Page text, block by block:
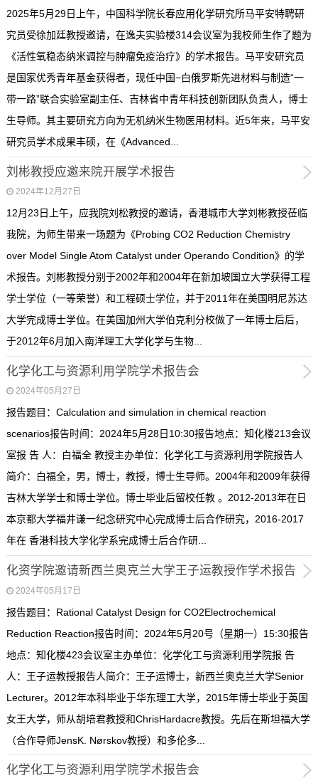
2025年5月29日上午，中国科学院长春应用化学研究所马平安特聘研
究员受徐加廷教授邀请，在逸夫实验楼314会议室为我校师生作了题为
《活性氧稳态纳米调控与肿瘤免疫治疗》的学术报告。马平安研究员
是国家优秀青年基金获得者，现任中国−白俄罗斯先进材料与制造“一
带一路”联合实验室副主任、吉林省中青年科技创新团队负责人，博士
生导师。其主要研究方向为无机纳米生物医用材料。近5年来，马平安
研究员学术成果丰硕，在《Advanced...
刘彬教授应邀来院开展学术报告
2024年12月27日
12月23日上午，应我院刘松教授的邀请，香港城市大学刘彬教授莅临
我院，为师生带来一场题为《Probing CO2 Reduction Chemistry
over Model Single Atom Catalyst under Operando Condition》的学
术报告。刘彬教授分别于2002年和2004年在新加坡国立大学获得工程
学士学位（一等荣誉）和工程硕士学位，并于2011年在美国明尼苏达
大学完成博士学位。在美国加州大学伯克利分校做了一年博士后后，
于2012年6月加入南洋理工大学化学与生物...
化学化工与资源利用学院学术报告会
2024年05月27日
报告题目：Calculation and simulation in chemical reaction
scenarios报告时间：2024年5月28日10:30报告地点：知化楼213会议
室报 告 人：白福全 教授主办单位：化学化工与资源利用学院报告人
简介：白福全，男，博士，教授，博士生导师。2004年和2009年获得
吉林大学学士和博士学位。博士毕业后留校任教 。2012-2013年在日
本京都大学福井谦一纪念研究中心完成博士后合作研究，2016-2017
年在 香港科技大学化学系完成博士后合作研...
化资学院邀请新西兰奥克兰大学王子运教授作学术报告
2024年05月17日
报告题目：Rational Catalyst Design for CO2Electrochemical
Reduction Reaction报告时间：2024年5月20号（星期一）15:30报告
地点：知化楼423会议室主办单位：化学化工与资源利用学院报 告
人：王子运教授报告人简介：王子运博士，新西兰奥克兰大学Senior
Lecturer。2012年本科毕业于华东理工大学，2015年博士毕业于英国
女王大学，师从胡培君教授和ChrisHardacre教授。先后在斯坦福大学
（合作导师JensK. Nørskov教授）和多伦多...
化学化工与资源利用学院学术报告会